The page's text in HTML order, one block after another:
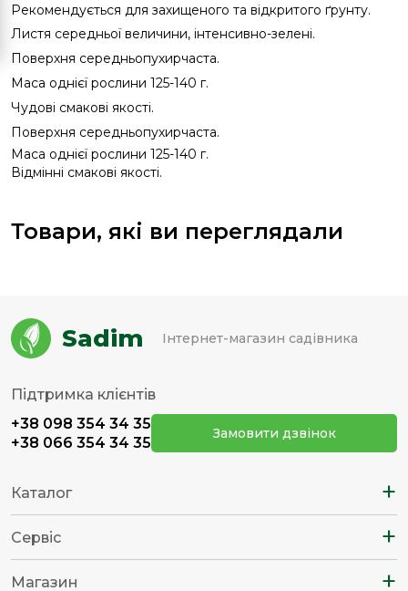
Рекомендується для захищеного та відкритого ґрунту.
Листя середньої величини, інтенсивно-зелені.
Поверхня середньопухирчаста.
Маса однієї рослини 125-140 г.
Чудові смакові якості.
Поверхня середньопухирчаста.
Маса однієї рослини 125-140 г.
Відмінні смакові якості.
Товари, які ви переглядали
Sadim Інтернет-магазин садівника
Підтримка клієнтів
+38 098 354 34 35
+38 066 354 34 35
Замовити дзвінок
Каталог +
Сервіс +
Магазин +